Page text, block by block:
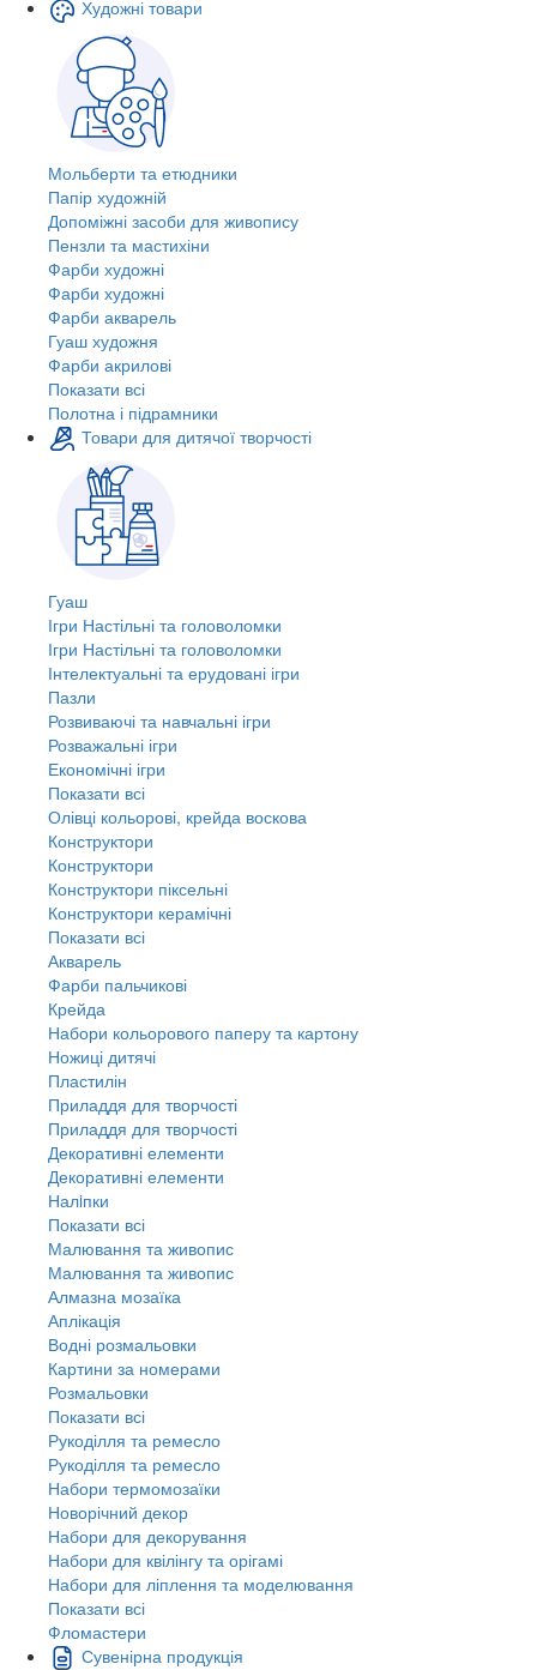
Художні товари
Мольберти та етюдники
Папір художній
Допоміжні засоби для живопису
Пензли та мастихіни
Фарби художні
Фарби художні
Фарби акварель
Гуаш художня
Фарби акрилові
Показати всі
Полотна і підрамники
Товари для дитячої творчості
Гуаш
Ігри Настільні та головоломки
Ігри Настільні та головоломки
Інтелектуальні та ерудовані ігри
Пазли
Розвиваючі та навчальні ігри
Розважальні ігри
Економічні ігри
Показати всі
Олівці кольорові, крейда воскова
Конструктори
Конструктори
Конструктори піксельні
Конструктори керамічні
Показати всі
Акварель
Фарби пальчикові
Крейда
Набори кольорового паперу та картону
Ножиці дитячі
Пластилін
Приладдя для творчості
Приладдя для творчості
Декоративні елементи
Декоративні елементи
Налiпки
Показати всі
Малювання та живопис
Малювання та живопис
Алмазна мозаїка
Аплікація
Водні розмальовки
Картини за номерами
Розмальовки
Показати всі
Рукоділля та ремесло
Рукоділля та ремесло
Набори термомозаїки
Новорічний декор
Набори для декорування
Набори для квілінгу та орігамі
Набори для ліплення та моделювання
Показати всі
Фломастери
Сувенірна продукція